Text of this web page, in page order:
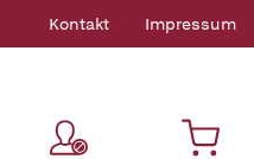
Kontakt Impressum